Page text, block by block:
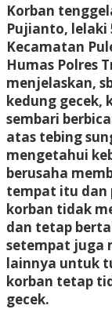
Korban
Pujianto, lelaki
Kecamatan
Humas Polres
menjelaskan,
kedung gecek,
sembari
atas tebing
mengetahui
berusaha
tempat itu dan
korban tidak
dan tetap
setempat juga
lainnya untuk
korban tetap
gecek.